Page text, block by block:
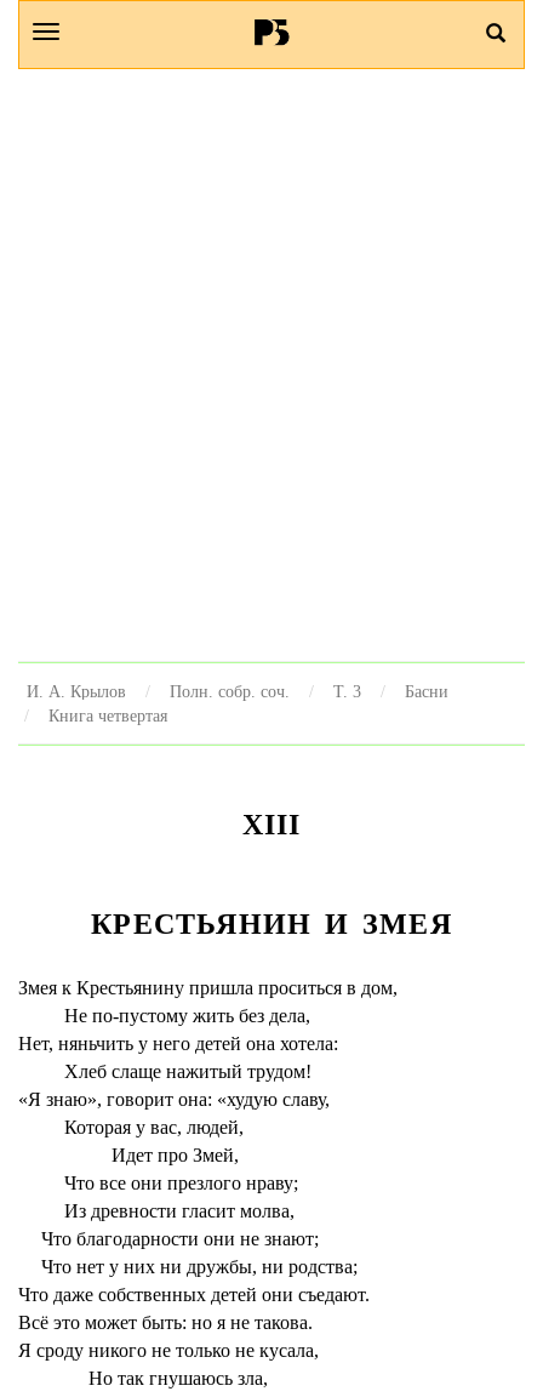
И. А. Крылов Полн. собр. соч. Т. 3
Басни
Книга четвертая
XIII
КРЕСТЬЯНИН И ЗМЕЯ
Змея к Крестьянину пришла проситься в дом,
Не по-пустому жить без дела,
Нет, няньчить у него детей она хотела:
Хлеб слаще нажитый трудом!
«Я знаю», говорит она: «худую славу,
Которая у вас, людей,
Идет про Змей,
Что все они презлого нраву;
Из древности гласит молва,
Что благодарности они не знают;
Что нет у них ни дружбы, ни родства;
Что даже собственных детей они съедают.
Всё это может быть: но я не такова.
Я сроду никого не только не кусала,
Но так гнушаюсь зла,